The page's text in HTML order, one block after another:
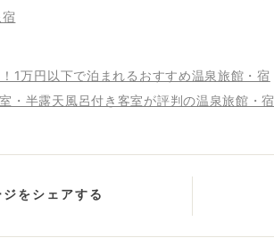
1万円以下で泊まれるおすすめ温泉旅館・宿
・半露天風呂付き客室が評判の温泉旅館・宿
をシェアする